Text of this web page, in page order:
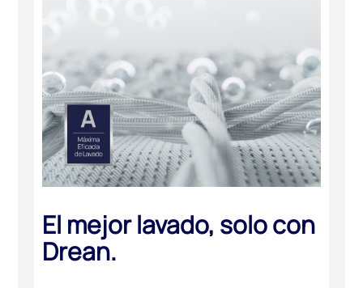
El mejor lavado, solo con
Drean.